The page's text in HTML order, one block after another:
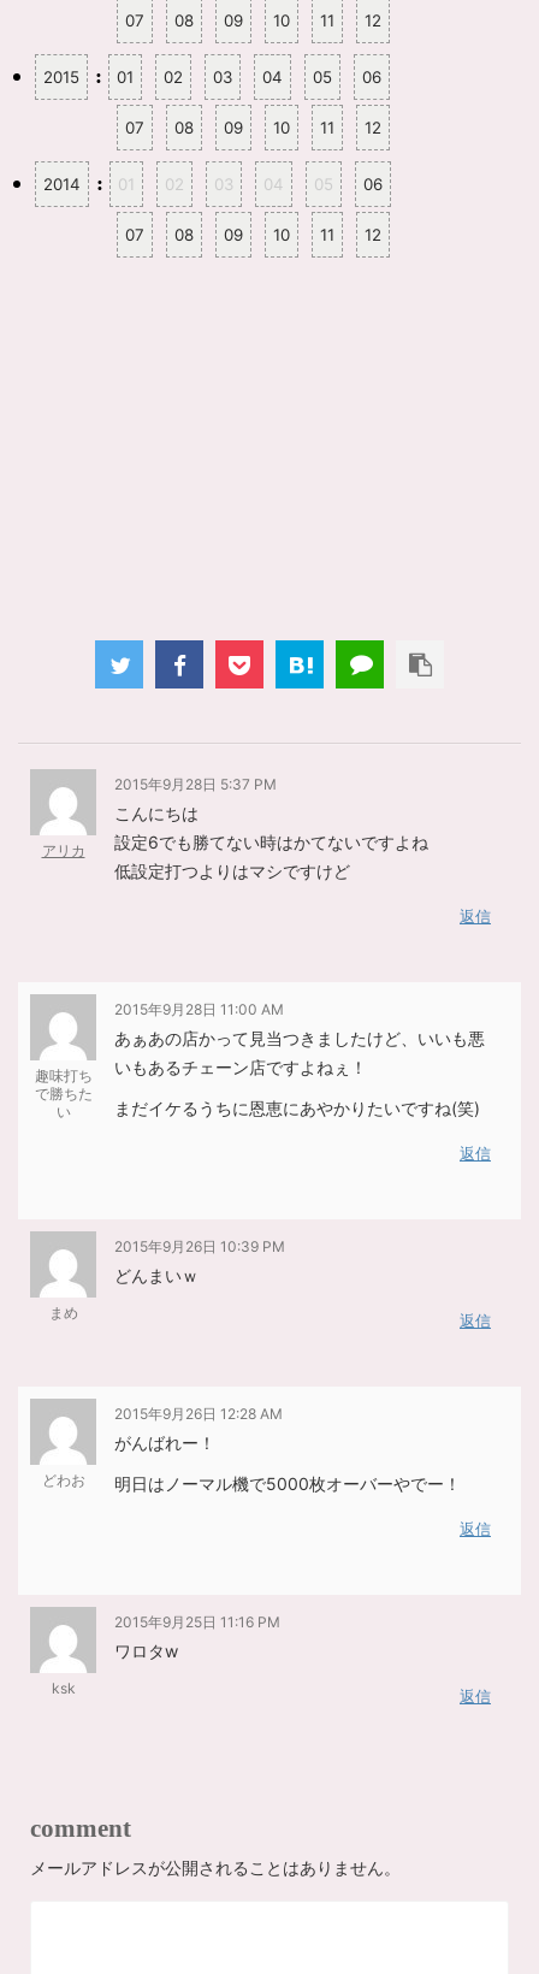
07 08 09 10 11 12
2015 : 01 02 03 04 05 06
07 08 09 10 11 12
2014 : 01 02 03 04 05 06
07 08 09 10 11 12
アリカ
2015年9月28日 5:37 PM
こんにちは
設定6でも勝てない時はかてないですよね
低設定打つよりはマシですけど
返信
趣味打ち
で勝ちた
い
2015年9月28日 11:00 AM
あぁあの店かって見当つきましたけど、いいも悪
いもあるチェーン店ですよねぇ！
まだイケるうちに恩恵にあやかりたいですね(笑)
返信
まめ
2015年9月26日 10:39 PM
どんまいｗ
返信
どわお
2015年9月26日 12:28 AM
がんばれー！
明日はノーマル機で5000枚オーバーやでー！
返信
ksk
2015年9月25日 11:16 PM
ワロタw
返信
comment
メールアドレスが公開されることはありません。